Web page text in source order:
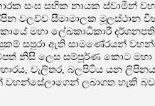
සංඝ සභික නායක ස්වාමීන්
වලව්ව සීමාමාලක මූලස්ථාන
මහා ලේඛකාධිකාරී
සපුරා ඇති සාමණේරයන්
නිසි ලෙස සම්පූර්ණ කොට
වැලිතර, බලපිටිය යන
ලබාගත හැකි